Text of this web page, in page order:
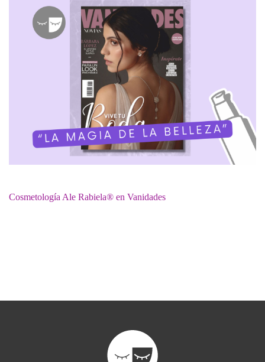
Cosmetología Ale Rabiela® en Vanidades